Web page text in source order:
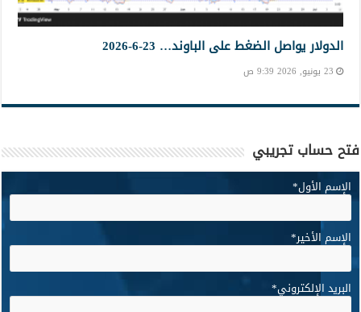
الدولار يواصل الضغط على الباوند… 23-6-2026
23 يونيو, 2026 9:39 ص
فتح حساب تجريبي
الإسم الأول*
الإسم الأخير*
البريد الإلكتروني*